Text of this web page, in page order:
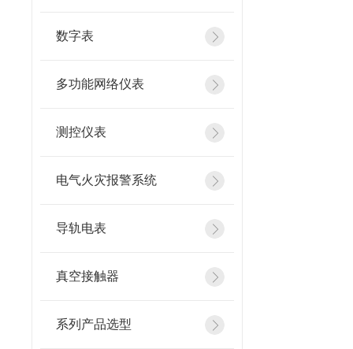
数字表
多功能网络仪表
测控仪表
电气火灾报警系统
导轨电表
真空接触器
系列产品选型